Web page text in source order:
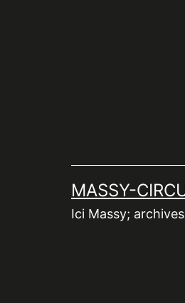
MASSY-
Ici Massy;